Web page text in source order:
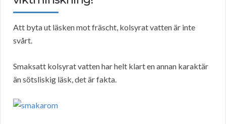
Att byta ut läsken mot fräscht, kolsyrat vatten är inte
svårt.
Smaksatt kolsyrat vatten har helt klart en annan karaktär
än sötsliskig läsk, det är fakta.